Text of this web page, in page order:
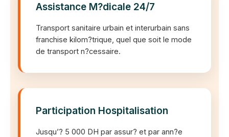
Assistance M?dicale 24/7
Transport sanitaire urbain et interurbain sans
franchise kilom?trique, quel que soit le mode
de transport n?cessaire.
Participation Hospitalisation
Jusqu’? 5 000 DH par assur? et par ann?e